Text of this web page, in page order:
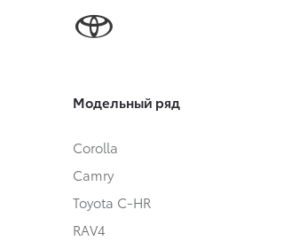
Модельный ряд
Corolla
Camry
Toyota C-HR
RAV4